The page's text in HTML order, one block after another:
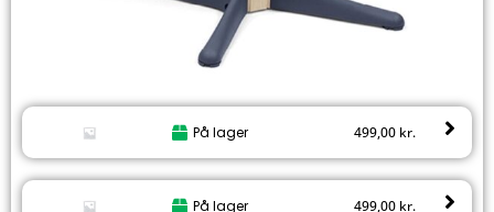
På lager 499,00 kr.
På lager 499,00 kr.